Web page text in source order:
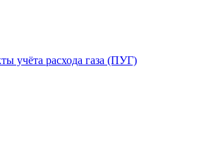
учёта расхода газа (ПУГ)